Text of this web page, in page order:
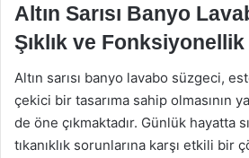
Altın Sarısı Banyo
Şıklık ve Fonksiyonellik
Altın sarısı banyo lavabo süzgeci,
çekici bir tasarıma sahip olmasının
de öne çıkmaktadır. Günlük hayatta
tıkanıklık sorunlarına karşı etkili bir